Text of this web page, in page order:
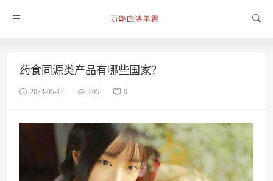
药食同源类产品有哪些国家？
2023-05-17 205 0